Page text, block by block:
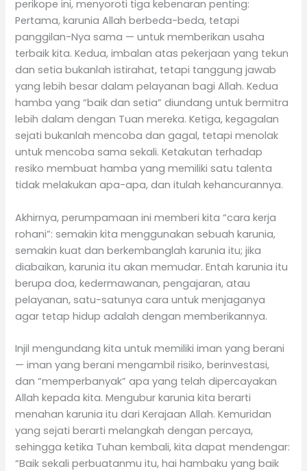
perikope ini, menyoroti tiga kebenaran penting:
Pertama, karunia Allah berbeda-beda, tetapi
panggilan-Nya sama — untuk memberikan usaha
terbaik kita. Kedua, imbalan atas pekerjaan yang tekun
dan setia bukanlah istirahat, tetapi tanggung jawab
yang lebih besar dalam pelayanan bagi Allah. Kedua
hamba yang “baik dan setia” diundang untuk bermitra
lebih dalam dengan Tuan mereka. Ketiga, kegagalan
sejati bukanlah mencoba dan gagal, tetapi menolak
untuk mencoba sama sekali. Ketakutan terhadap
resiko membuat hamba yang memiliki satu talenta
tidak melakukan apa-apa, dan itulah kehancurannya.
Akhirnya, perumpamaan ini memberi kita “cara kerja
rohani”: semakin kita menggunakan sebuah karunia,
semakin kuat dan berkembanglah karunia itu; jika
diabaikan, karunia itu akan memudar. Entah karunia itu
berupa doa, kedermawanan, pengajaran, atau
pelayanan, satu-satunya cara untuk menjaganya
agar tetap hidup adalah dengan memberikannya.
Injil mengundang kita untuk memiliki iman yang berani
— iman yang berani mengambil risiko, berinvestasi,
dan “memperbanyak” apa yang telah dipercayakan
Allah kepada kita. Mengubur karunia kita berarti
menahan karunia itu dari Kerajaan Allah. Kemuridan
yang sejati berarti melangkah dengan percaya,
sehingga ketika Tuhan kembali, kita dapat mendengar:
“Baik sekali perbuatanmu itu, hai hambaku yang baik